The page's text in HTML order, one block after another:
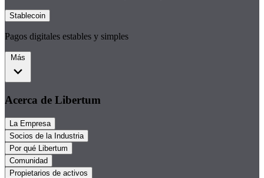
Stablecoin
Pagos digitales estables y simples
Más
Acerca de Libertum
La Empresa
Socios de la Industria
Por qué Libertum
Comunidad
Propietarios de activos